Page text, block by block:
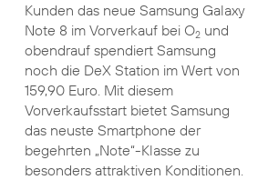
Kunden das neue Samsung Galaxy
Note 8 im Vorverkauf bei O2und
obendrauf spendiert Samsung
noch die DeX Station im Wert von
159,90 Euro. Mit diesem
Vorverkaufsstart bietet Samsung
das neuste Smartphone der
begehrten „Note“-Klasse zu
besonders attraktiven Konditionen.